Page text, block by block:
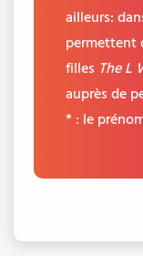
ailleurs:
permettent
filles The L
auprès de
* : le